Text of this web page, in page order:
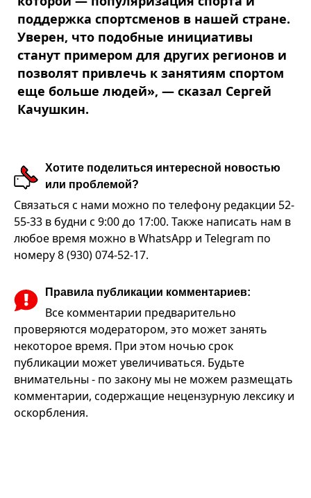
поддержка спортсменов в нашей стране.
Уверен, что подобные инициативы
станут примером для других регионов и
позволят привлечь к занятиям спортом
еще больше людей», — сказал Сергей
Качушкин.
Хотите поделиться интересной новостью
или проблемой?
Связаться с нами можно по телефону редакции 52-
55-33 в будни с 9:00 до 17:00. Также написать нам в
любое время можно в WhatsApp и Telegram по
номеру 8 (930) 074-52-17.
Правила публикации комментариев:
Все комментарии предварительно
проверяются модератором, это может занять
некоторое время. При этом ночью срок
публикации может увеличиваться. Будьте
внимательны - по закону мы не можем размещать
комментарии, содержащие нецензурную лексику и
оскорбления.